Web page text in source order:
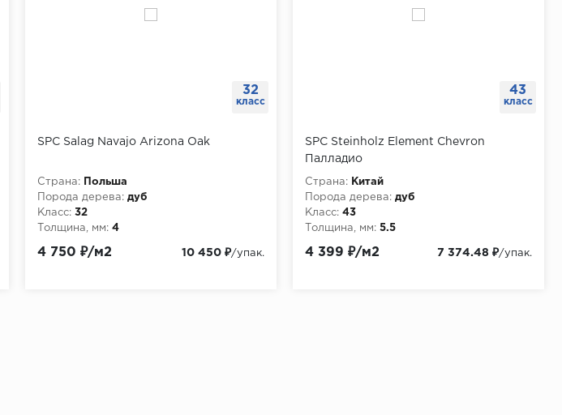
32
класс
SPC Salag Navajo Arizona Oak
Страна:
Польша
Порода дерева: дуб
Класс: 32
Толщина, мм: 4
4 750 ₽/м2 10 450 ₽/упак.
43
класс
SPC Steinholz Element Chevron
Палладио
Страна:
Китай
Порода дерева: дуб
Класс: 43
Толщина, мм: 5.5
4 399 ₽/м2 7 374.48 ₽/упак.